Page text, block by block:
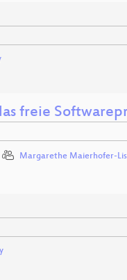
freie
Margarethe Maierhofer-